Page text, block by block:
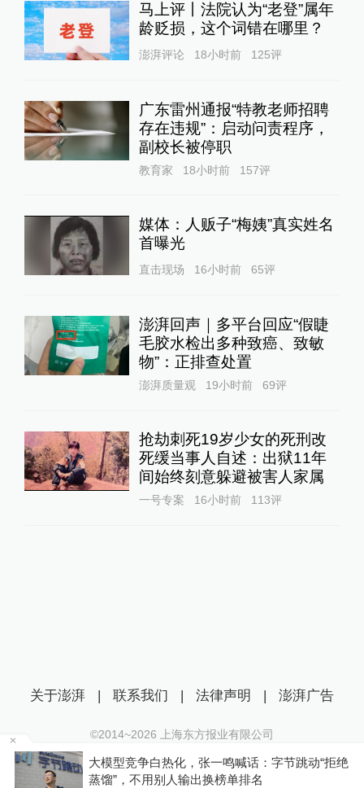
马上评丨法院认为“老登”属年
龄贬损，这个词错在哪里？
澎湃评论 18小时前 125评
广东雷州通报“特教老师招聘
存在违规”：启动问责程序，
副校长被停职
教育家 18小时前 157评
媒体：人贩子“梅姨”真实姓名
首曝光
直击现场 16小时前 65评
澎湃回声｜多平台回应“假睫
毛胶水检出多种致癌、致敏
物”：正排查处置
澎湃质量观 19小时前 69评
抢劫刺死19岁少女的死刑改
死缓当事人自述：出狱11年
间始终刻意躲避被害人家属
一号专案 16小时前 113评
大模型竞争白热化，张一鸣喊话：字节跳动“拒绝
蒸馏”，不用别人输出换榜单排名
关于澎湃 | 联系我们 | 法律声明 | 澎湃广告
©2014~2026 上海东方报业有限公司
沪ICP证：沪B2-20170116 | 沪ICP备14003370号
互联网新闻信息服务许可证：31120170006